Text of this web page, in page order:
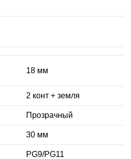
18 мм
2 конт + земля
Прозрачный
30 мм
PG9/PG11